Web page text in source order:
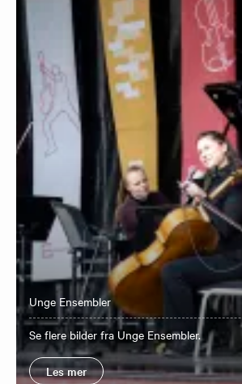
Unge Ensembler
Se flere bilder fra Unge Ensembler.
Les mer